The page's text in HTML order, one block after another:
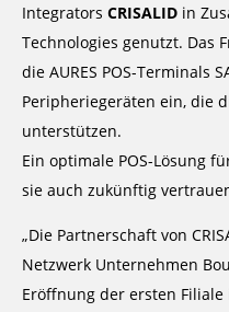
Integrators CRISALID in
Technologies genutzt. Das
die AURES POS-Terminals
Peripheriegeräten ein, die
unterstützen.
Ein optimale POS-Lösung
sie auch zukünftig
„Die Partnerschaft von
Netzwerk Unternehmen
Eröffnung der ersten Filiale